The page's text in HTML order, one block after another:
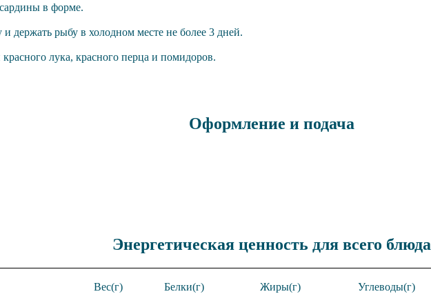
в форме.
держать рыбу в холодном месте не более 3 дней.
лука, красного перца и помидоров.
Оформление и подача
Энергетическая ценность для всего блюда
Вес(г) Белки(г) Жиры(г) Углеводы(г)